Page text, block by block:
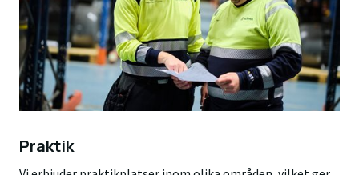
Praktik